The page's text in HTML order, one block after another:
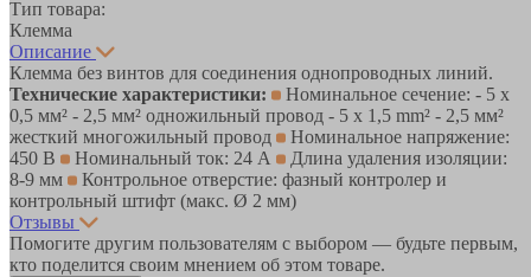
Тип товара:
Клемма
Описание
Клемма без винтов для соединения однопроводных линий.
Технические характеристики:
Номинальное сечение: - 5 x
0,5 мм² - 2,5 мм² одножильный провод - 5 x 1,5 mm² - 2,5 мм²
жесткий многожильный провод
Номинальное напряжение:
450 В
Номинальный ток: 24 А
Длина удаления изоляции:
8-9 мм
Контрольное отверстие: фазный контролер и
контрольный штифт (макс. Ø 2 мм)
Отзывы
Помогите другим пользователям с выбором — будьте первым,
кто поделится своим мнением об этом товаре.